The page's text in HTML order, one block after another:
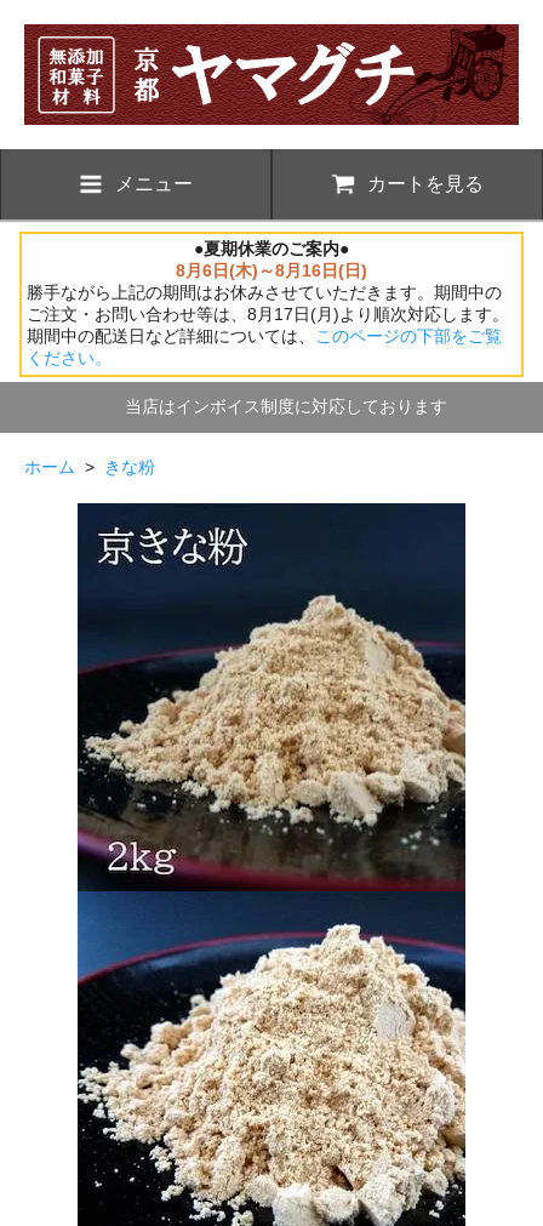
メニュー カートを見る
●夏期休業のご案内●
8月6日(木)～8月16日(日)
勝手ながら上記の期間はお休みさせていただきます。期間中の
ご注文・お問い合わせ等は、8月17日(月)より順次対応します。
期間中の配送日など詳細については、 このページの下部をご覧
ください。
当店はインボイス制度に対応しております
ホーム > きな粉